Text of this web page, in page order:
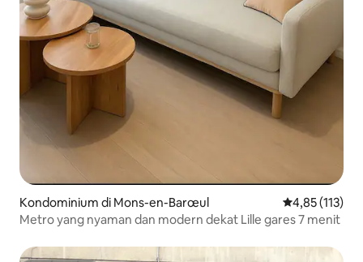
Kondominium di Mons-en-Barœul Nilai rata-rata
4,85 (113)
Metro yang nyaman dan modern dekat Lille gares 7 menit